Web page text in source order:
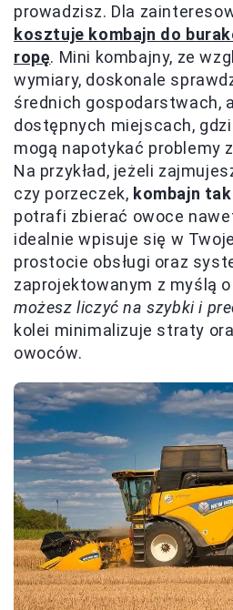
prowadzisz. Dla
kosztuje kombajn do
ropę. Mini kombajny, ze
wymiary, doskonale
średnich gospodarstwach,
dostępnych miejscach,
mogą napotykać problemy
Na przykład, jeżeli
czy porzeczek, kombajn
potrafi zbierać owoce
idealnie wpisuje się w
prostocie obsługi oraz
zaprojektowanym z myślą
możesz liczyć na szybki i
kolei minimalizuje straty
owoców.